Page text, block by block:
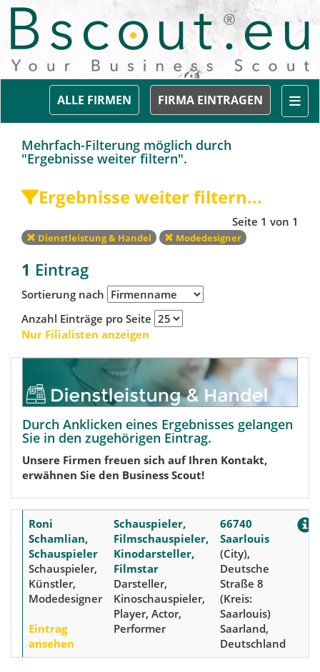
FIRMA EINTRAGEN
ALLE FIRMEN
Mehrfach-Filterung möglich durch
"Ergebnisse weiter filtern".
Ergebnisse weiter filtern...
Seite 1 von 1
Dienstleistung & Handel Modedesigner
1 Eintrag
Sortierung nach
Anzahl Einträge pro Seite
Nur Filialisten anzeigen
Durch Anklicken eines Ergebnisses gelangen
Sie in den zugehörigen Eintrag.
Unsere Firmen freuen sich auf Ihren Kontakt,
erwähnen Sie den Business Scout!
Roni
Schamlian,
Schauspieler
Schauspieler,
Künstler,
Modedesigner
Eintrag
ansehen
Schauspieler,
Filmschauspieler,
Kinodarsteller,
Filmstar
Darsteller,
Kinoschauspieler,
Player, Actor,
Performer
66740
Saarlouis
(City),
Deutsche
Straße 8
(Kreis:
Saarlouis)
Saarland,
Deutschland